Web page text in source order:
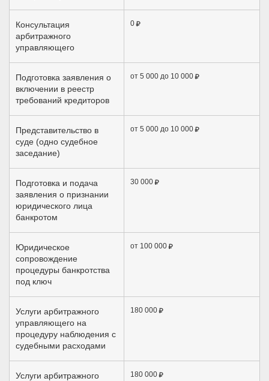
Консультация
арбитражного
управляющего
0
Подготовка заявления о
включении в реестр
требований кредиторов
от 5 000 до 10 000
Представительство в
суде (одно судебное
заседание)
от 5 000 до 10 000
Подготовка и подача
заявления о признании
юридического лица
банкротом
30 000
Юридическое
сопровождение
процедуры банкротства
под ключ
от 100 000
Услуги арбитражного
управляющего на
процедуру наблюдения с
судебными расходами
180 000
Услуги арбитражного
180 000